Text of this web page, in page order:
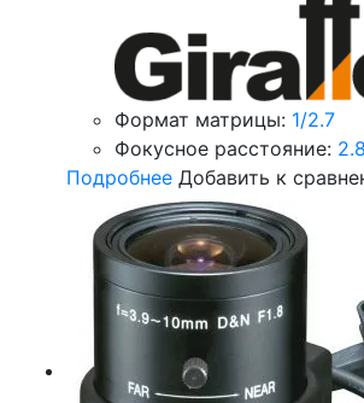
Формат матрицы: 1/2.7
Фокусное расстояние:
Подробнее Добавить к